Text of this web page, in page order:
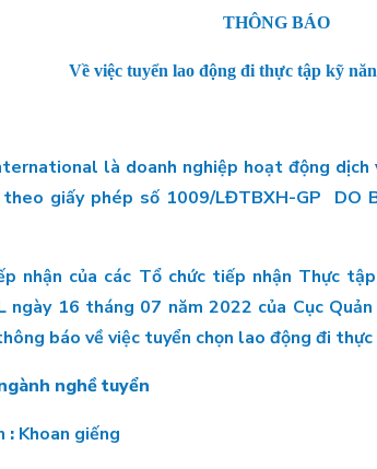
THÔNG BÁO
Về việc tuyển lao động đi thực tập kỹ
là doanh nghiệp hoạt động
giấy phép số 1009/LĐTBXH-GP DO
nhận của các Tổ chức tiếp nhận Thực
16 tháng 07 năm 2022 của Cục
báo về việc tuyển chọn lao động đi
nghề tuyển
: Khoan giếng